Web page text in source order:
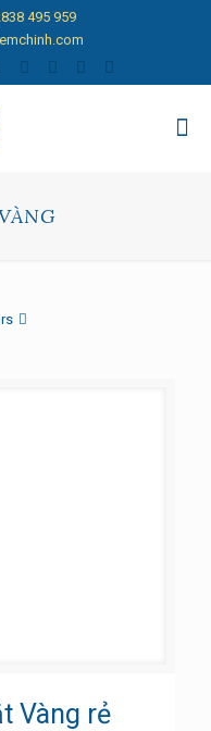
495 959
Vàng rẻ